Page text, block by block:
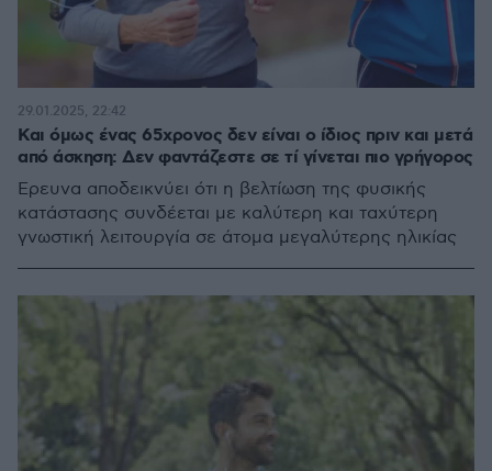
Και όμως ένας 65χρονος δεν είναι ο ίδιος πριν και μετά
από άσκηση: Δεν φαντάζεστε σε τί γίνεται πιο γρήγορος
Έρευνα αποδεικνύει ότι η βελτίωση της φυσικής
κατάστασης συνδέεται με καλύτερη και ταχύτερη
γνωστική λειτουργία σε άτομα μεγαλύτερης ηλικίας
29.01.2025, 22:42